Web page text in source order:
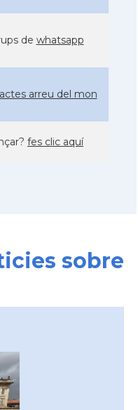
de whatsapp
arreu del mon
fes clic aquí
sobre